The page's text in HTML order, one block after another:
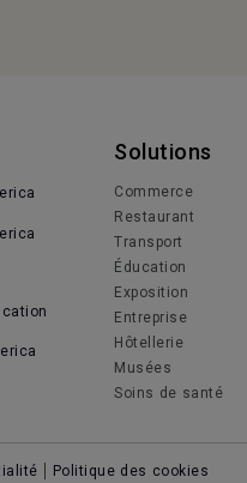
Solutions
Commerce
Restaurant
Transport
Éducation
Exposition
Entreprise
Hôtellerie
Musées
Soins de santé
Politique des cookies